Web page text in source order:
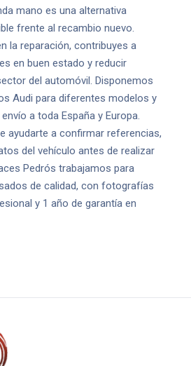
mano es una alternativa
frente al recambio nuevo.
la reparación, contribuyes a
en buen estado y reducir
del automóvil. Disponemos
Audi para diferentes modelos y
a toda España y Europa.
ayudarte a confirmar referencias,
del vehículo antes de realizar
Pedrós trabajamos para
de calidad, con fotografías
y 1 año de garantía en